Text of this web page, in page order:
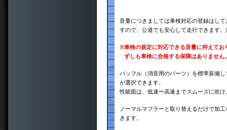
音量につきましては車検対応の登録はし
すので、公道でも安心して走行できます
※車検の規定に対応できる音量に抑えて
ずしも車検に合格する保障はありませ
バッフル（消音用のパーツ）を標準装備
が選択できます。
性能面は、低速〜高速までスムーズに吹
ノーマルマフラーと取り替えるだけで加
きます。